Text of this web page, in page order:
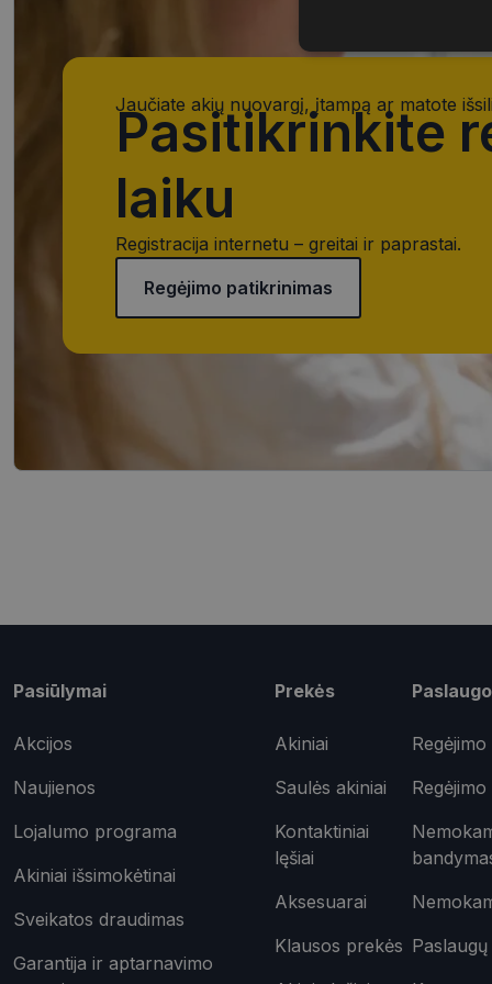
Jaučiate akių nuovargį, įtampą ar matote
Pasitikrinkite
laiku
Registracija internetu – greitai ir paprastai.
Regėjimo patikrinimas
Pasiūlymai
Akcijos
Naujienos
Lojalumo programa
Akiniai išsimokėtinai
Sveikatos draudimas
Garantija ir aptarnavimo
Prekės
Akiniai
Saulės akiniai
Kontaktiniai
lęšiai
Aksesuarai
Klausos prekės
slapukai
Šie slapukai yra
tačiau
saugomi Jūsų
Pavadinimas
_tt_enable_cookie
Pavadinimas
_ga
_fbp
Inc.